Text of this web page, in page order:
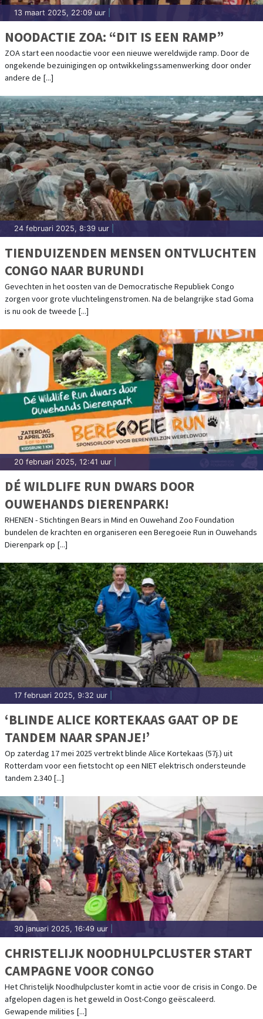
13 maart 2025, 22:09 uur
NOODACTIE ZOA: “DIT IS EEN RAMP”
ZOA start een noodactie voor een nieuwe wereldwijde ramp. Door de
ongekende bezuinigingen op ontwikkelingssamenwerking door onder
andere de [...]
24 februari 2025, 8:39 uur
TIENDUIZENDEN MENSEN ONTVLUCHTEN
CONGO NAAR BURUNDI
Gevechten in het oosten van de Democratische Republiek Congo
zorgen voor grote vluchtelingenstromen. Na de belangrijke stad Goma
is nu ook de tweede [...]
20 februari 2025, 12:41 uur
DÉ WILDLIFE RUN DWARS DOOR
OUWEHANDS DIERENPARK!
RHENEN - Stichtingen Bears in Mind en Ouwehand Zoo Foundation
bundelen de krachten en organiseren een Beregoeie Run in Ouwehands
Dierenpark op [...]
17 februari 2025, 9:32 uur
‘BLINDE ALICE KORTEKAAS GAAT OP DE
TANDEM NAAR SPANJE!’
Op zaterdag 17 mei 2025 vertrekt blinde Alice Kortekaas (57j.) uit
Rotterdam voor een fietstocht op een NIET elektrisch ondersteunde
tandem 2.340 [...]
30 januari 2025, 16:49 uur
CHRISTELIJK NOODHULPCLUSTER START
CAMPAGNE VOOR CONGO
Het Christelijk Noodhulpcluster komt in actie voor de crisis in Congo. De
afgelopen dagen is het geweld in Oost-Congo geëscaleerd.
Gewapende milities [...]